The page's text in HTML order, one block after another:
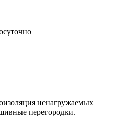
ненагружаемых
перегородки.